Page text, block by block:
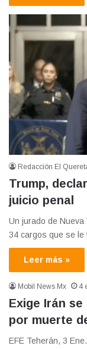
Redacción El
Trump,
juicio penal
Un jurado de Nueva
34 cargos que se
Leer más »
Mobil News Mx 4
Exige Irán
por muerte
EFE Teherán, 3